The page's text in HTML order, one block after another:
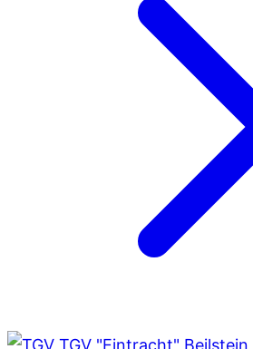
TGV "Eintracht" Beilstein